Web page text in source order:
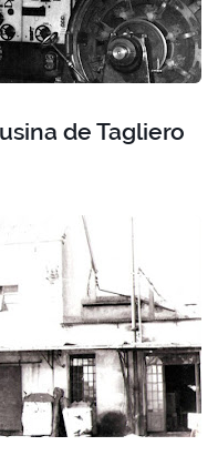
de Tagliero